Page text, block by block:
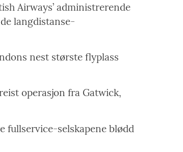
Airways’ administrerende
langdistanse-
nest største flyplass
operasjon fra Gatwick,
fullservice-selskapene blødd